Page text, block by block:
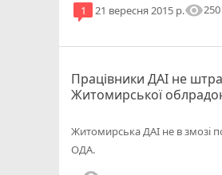
1 21 вересня 2015 р.visibility250
Працівники ДАІ не
Житомирської
Житомирська ДАІ не в змозі
ОДА.